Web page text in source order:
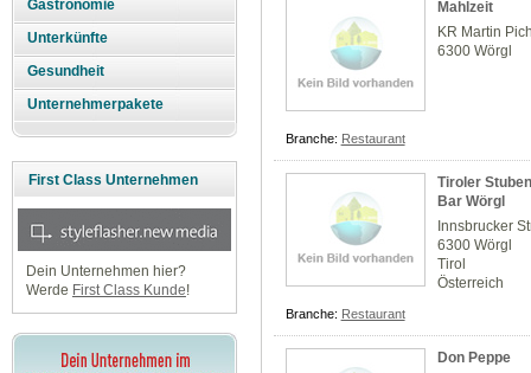
Gastronomie
Unterkünfte
Gesundheit
Unternehmerpakete
First Class Unternehmen
Dein Unternehmen hier?
Werde First Class Kunde!
Mahlzeit
KR Martin
6300 Wörgl
Branche: Restaurant
Tiroler
Bar Wörgl
Innsbrucker
6300 Wörgl
Tirol
Österreich
Branche: Restaurant
Don Peppe